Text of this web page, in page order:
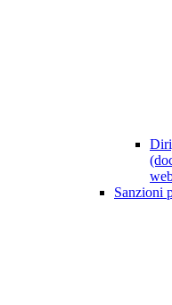
Sanzioni